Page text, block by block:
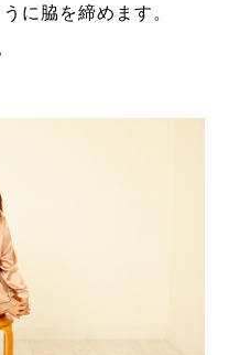
に脇を締めます。